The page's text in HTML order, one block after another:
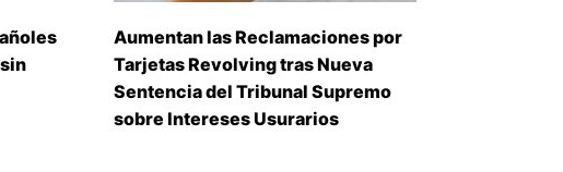
Aumentan las Reclamaciones por
Tarjetas Revolving tras Nueva
Sentencia del Tribunal Supremo
sobre Intereses Usurarios